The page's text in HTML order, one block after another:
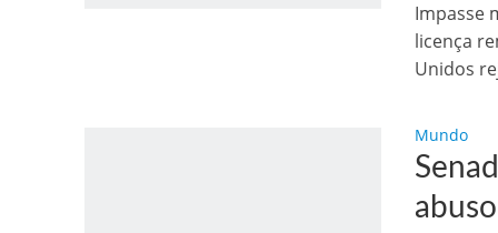
Impasse
licença
Unidos
Mundo